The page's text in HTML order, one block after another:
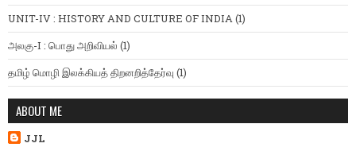
UNIT-IV : HISTORY AND CULTURE OF INDIA(1)
அலகு-I : பொது அறிவியல் (1)
தமிழ் மொழி இலக்கியத் திறனறித்தேர்வு (1)
ABOUT ME
JJL